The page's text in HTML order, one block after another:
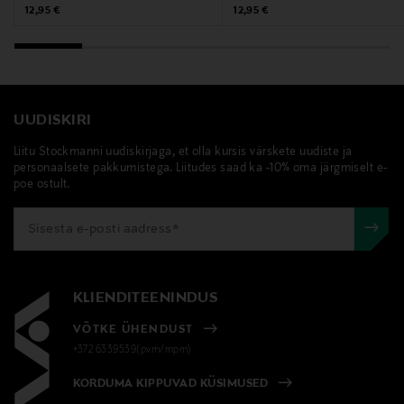
info@fh-group.se
Original Price
12,95 €
Original Price
12,95 €
UUDISKIRI
Liitu Stockmanni uudiskirjaga, et olla kursis värskete uudiste ja
personaalsete pakkumistega. Liitudes saad ka -10% oma järgmiselt e-
poe ostult.
KLIENDITEENINDUS
VÕTKE ÜHENDUST
+372 6339539(pvm/mpm)
KORDUMA KIPPUVAD KÜSIMUSED